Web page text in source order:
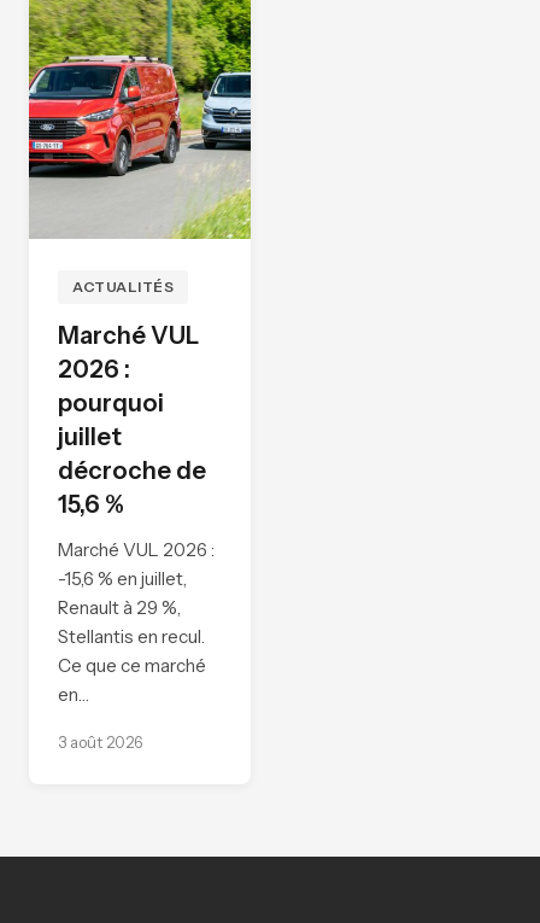
ACTUALITÉS
Marché VUL
2026 :
pourquoi
juillet
décroche de
15,6 %
Marché VUL 2026 :
-15,6 % en juillet,
Renault à 29 %,
Stellantis en recul.
Ce que ce marché
en…
3 août 2026